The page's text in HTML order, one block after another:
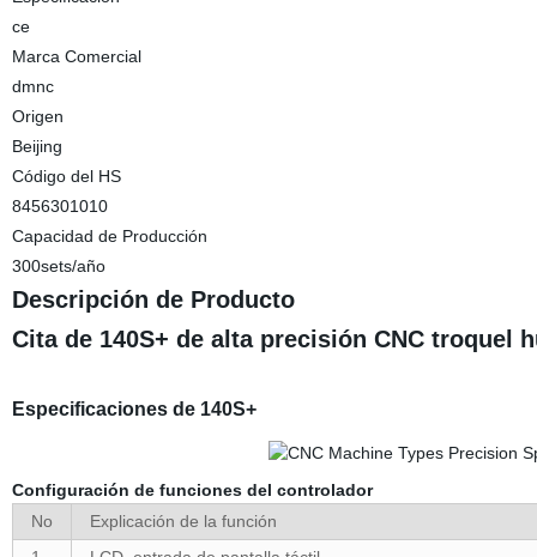
ce
Marca Comercial
dmnc
Origen
Beijing
Código del HS
8456301010
Capacidad de Producción
300sets/año
Descripción de Producto
Cita de 140S+ de alta precisión CNC troquel
Especificaciones de 140S+
Configuración de funciones del controlador
No
Explicación de la función